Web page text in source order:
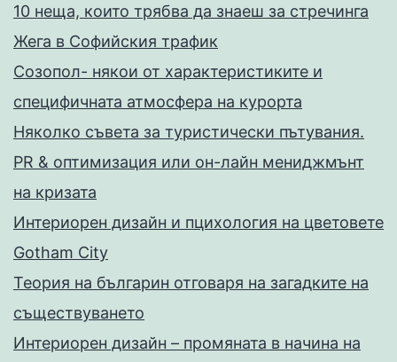
10 неща, които трябва да знаеш за стречинга
Жега в Софийския трафик
Созопол- някои от характеристиките и
специфичната атмосфера на курорта
Няколко съвета за туристически пътувания.
PR & оптимизация или он-лайн мениджмънт
на кризата
Интериорен дизайн и пцихология на цветовете
Gotham City
Теория на българин отговаря на загадките на
съществуването
Интериорен дизайн – промяната в начина на